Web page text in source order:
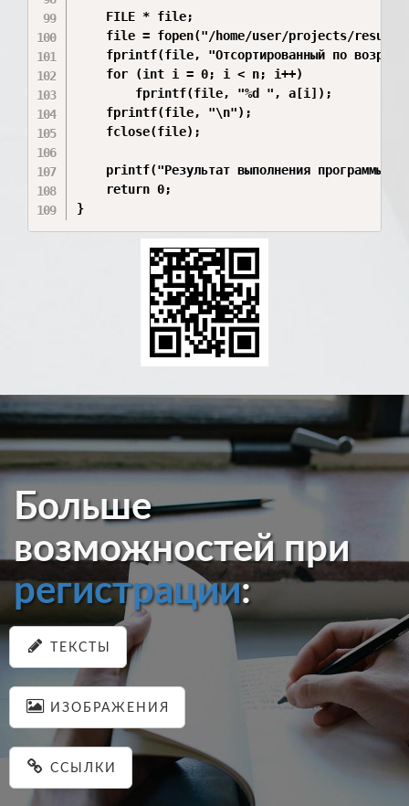
    FILE * file;
file = fopen("/home/user/projects/
fprintf(file, "Отсортированный по
    for (int i = 0; i < n; i++)
        fprintf(file, "%d ", a[i]);
    fprintf(file, "\n");
    fclose(file);
printf("Результат выполнения программы
    return 0;
}
Больше
возможностей при
регистрации:
ТЕКСТЫ
ИЗОБРАЖЕНИЯ
ССЫЛКИ